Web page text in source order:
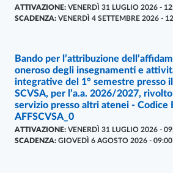
ATTIVAZIONE: VENERDÌ 31 LUGLIO 2026 -
SCADENZA: VENERDÌ 4 SETTEMBRE 2026 -
BANDI- ULTIMO AGGIORNAMENTO:31/07/
Bando per l’attribuzione
oneroso degli insegnamenti e
integrative del 1° semestre presso
SCVSA, per l’a.a. 2026/2027,
servizio presso altri atenei - Codice
AFFSCVSA_0
ATTIVAZIONE: VENERDÌ 31 LUGLIO 2026 -
SCADENZA: GIOVEDÌ 6 AGOSTO 2026 - 09:00